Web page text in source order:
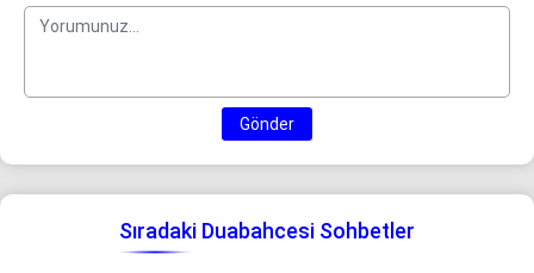
Gönder
Sıradaki Duabahcesi Sohbetler